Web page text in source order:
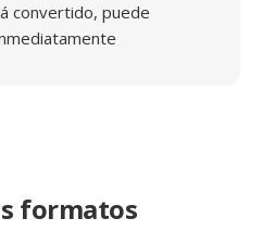
convertido, puede
formatos